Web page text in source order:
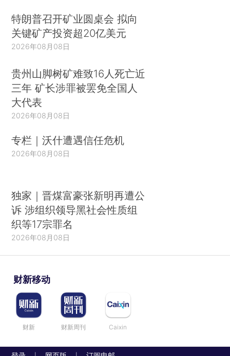
特朗普召开矿业圆桌会 拟向
关键矿产投资超20亿美元
2026年08月08日
贵州山脚树矿难致16人死亡近
三年 矿长涉罪被罢免全国人
大代表
2026年08月08日
专栏｜沃什遭遇信任危机
2026年08月08日
独家｜晋煤富豪张新明再遭公
诉 涉组织领导黑社会性质组
织等17宗罪名
2026年08月08日
财新移动
财新 财新周刊 Caixin